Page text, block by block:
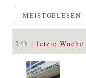
MEISTGELESEN
24h letzte Woche